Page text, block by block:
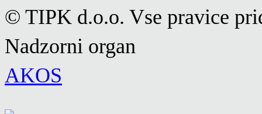
© TIPK d.o.o. Vse pravice
Nadzorni organ
AKOS